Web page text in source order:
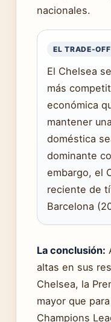
nacionales.
EL TRADE-OFF
El Chelsea
más
económica
mantener
doméstica
dominante
embargo, el
reciente de
Barcelona
La conclusión:
altas en sus
Chelsea, la
mayor que
Champions